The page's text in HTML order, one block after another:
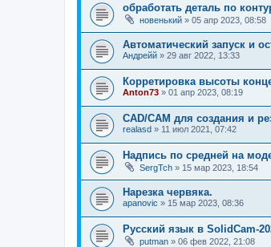
обработать деталь по
новенький » 05 апр 2023, 08:58
Автоматический запуск и
Андрейй » 29 авг 2022, 13:33
Корретировка высоты
Anton73 » 01 апр 2023, 08:19
САD/САМ для создания и
realasd » 11 июл 2021, 07:42
Надпись по средней на
SergTch » 15 мар 2023, 18:54
Нарезка червяка.
apanovic » 15 мар 2023, 08:36
Русский язык в SolidCam-
putman » 06 фев 2022, 21:08